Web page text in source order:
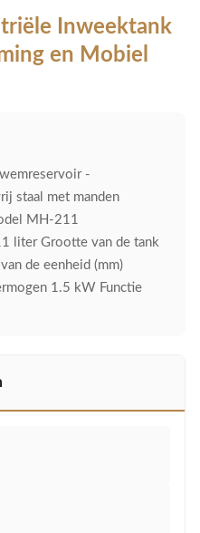
Inweektank
en Mobiel
-
staal met manden
MH-211
liter Grootte van de tank
de eenheid (mm)
1.5 kW Functie